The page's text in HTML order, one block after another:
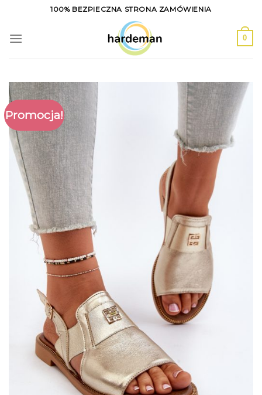
content
100% BEZPIECZNA STRONA ZAMÓWIENIA
0
Promocja!